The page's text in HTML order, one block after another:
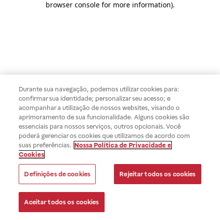
browser console for more information).
Durante sua navegação, podemos utilizar cookies para:
confirmar sua identidade; personalizar seu acesso; e
acompanhar a utilização de nossos websites, visando o
aprimoramento de sua funcionalidade. Alguns cookies são
essenciais para nossos serviços, outros opcionais. Você
poderá gerenciar os cookies que utilizamos de acordo com
suas preferências. Nossa Política de Privacidade e
Cookies
Definições de cookies Rejeitar todos os cookies
Aceitar todos os cookies